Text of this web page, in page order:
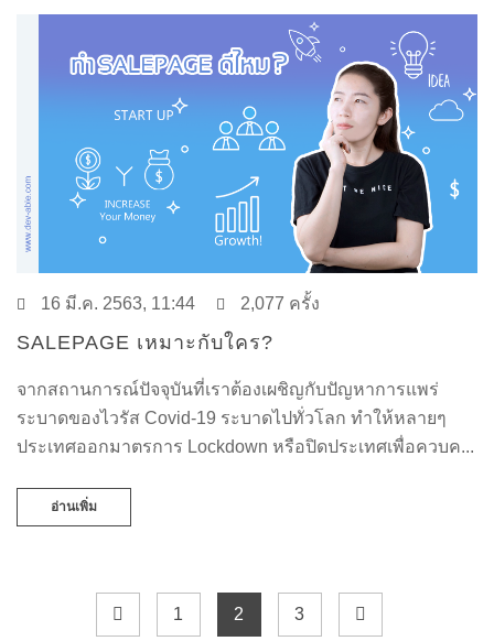
16 มี.ค. 2563, 11:44 2,077 ครั้ง
SALEPAGE เหมาะกับใคร?
จากสถานการณ์ปัจจุบันที่เราต้องเผชิญกับปัญหาการแพร่
ระบาดของไวรัส Covid-19 ระบาดไปทั่วโลก ทำให้หลายๆ
ประเทศออกมาตรการ Lockdown หรือปิดประเทศเพื่อควบค...
อ่านเพิ่ม
1 2 3